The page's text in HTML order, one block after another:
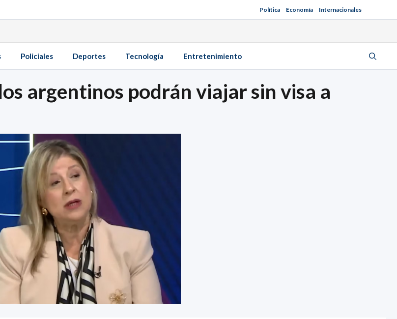
Política Economía Internacionales
Policiales Deportes Tecnología Entretenimiento
argentinos podrán viajar sin visa a